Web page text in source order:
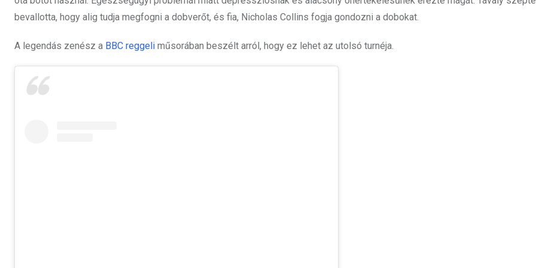
bevallotta, hogy alig tudja megfogni a dobverőt, és fia, Nicholas Collins fogja gondozni a dobokat.
A legendás zenész a BBC reggeli műsorában beszélt arról, hogy ez lehet az utolsó turnéja.